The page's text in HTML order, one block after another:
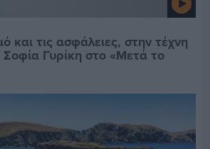
και τις ασφάλειες, στην τέχνη
Σοφία Γυρίκη στο «Μετά το